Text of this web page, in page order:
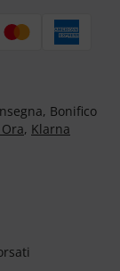
Bonifico
, Klarna